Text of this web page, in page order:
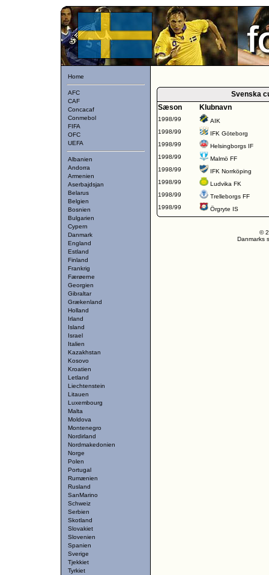
Home
AFC
CAF
Concacaf
Conmebol
FIFA
OFC
UEFA
Albanien
Andorra
Armenien
Aserbajdsjan
Belarus
Belgien
Bosnien
Bulgarien
Cypern
Danmark
England
Estland
Finland
Frankrig
Færøerne
Georgien
Gibraltar
Grækenland
Holland
Irland
Island
Israel
Italien
Kazakhstan
Kosovo
Kroatien
Letland
Liechtenstein
Litauen
Luxembourg
Malta
Moldova
Montenegro
Nordirland
Nordmakedonien
Norge
Polen
Portugal
Rumænien
Rusland
SanMarino
Schweiz
Serbien
Skotland
Slovakiet
Slovenien
Spanien
Sverige
Tjekkiet
Tyrkiet
Svenska
Sæson
Klubnavn
1998/99
AIK
1998/99
IFK Göteborg
1998/99
Helsingborgs IF
1998/99
Malmö FF
1998/99
IFK Norrköping
1998/99
Ludvika FK
1998/99
Trelleborgs FF
1998/99
Örgryte IS
©
Danmarks